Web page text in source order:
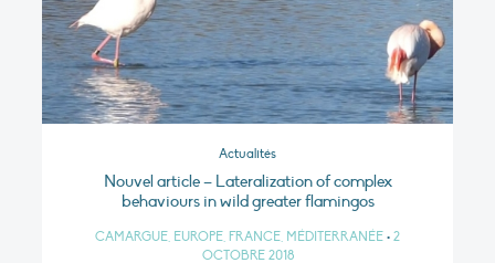
Actualités
Nouvel article – Lateralization of complex
behaviours in wild greater flamingos
CAMARGUE, EUROPE, FRANCE, MÉDITERRANÉE • 2
OCTOBRE 2018